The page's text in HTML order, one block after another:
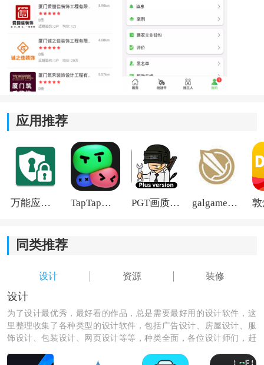
《建家立业》软件优势：
1)拥有海量专业设计师和施工团队，能够满足用户各种装
修需求。
期望。
3)提供一站式家装服务，包括设计、施工、材料采购等，
用户只需一次下单即可解决所有装修问题。
4)能够帮助用户轻松找到信誉好的装修公司和工人，提供
可靠的装修服务。
应用推荐
万能应用隐藏 TapTap国际版2026 PGT画质助手旧版 galgame游戏盒子2026
同类推荐
设计 资源 装修
设计
为了设计最优秀，最好看的作品，总是需要最好用的设计软件，这
里整理收集了各种类型的设计软件，包括广告设计、房屋设计、服
饰设计、包装设计、网页设计等等，种类全面，各位设计师们，赶